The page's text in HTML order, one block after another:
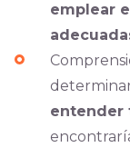
emplear
entender